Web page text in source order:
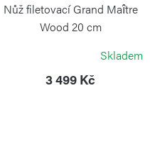
Nůž filetovací Grand Maître
Wood 20 cm
Skladem
3 499 Kč